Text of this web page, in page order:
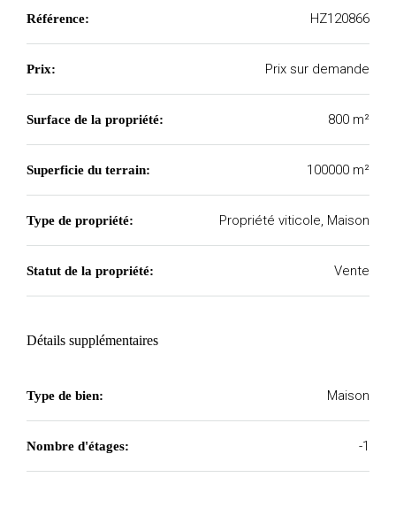
Référence: HZ120866
Prix: Prix sur demande
Surface de la propriété: 800 m²
Superficie du terrain: 100000 m²
Type de propriété: Propriété viticole, Maison
Statut de la propriété: Vente
Détails supplémentaires
Type de bien: Maison
Nombre d'étages: -1